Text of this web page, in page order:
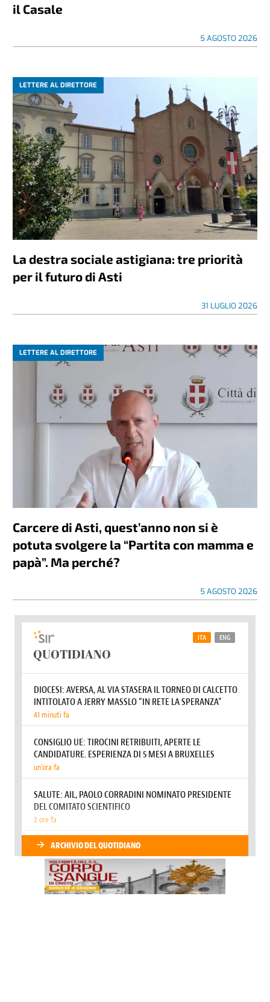
il Casale
5 AGOSTO 2026
LETTERE AL DIRETTORE
La destra sociale astigiana: tre priorità
per il futuro di Asti
31 LUGLIO 2026
LETTERE AL DIRETTORE
Carcere di Asti, quest’anno non si è
potuta svolgere la “Partita con mamma e
papà”. Ma perché?
5 AGOSTO 2026